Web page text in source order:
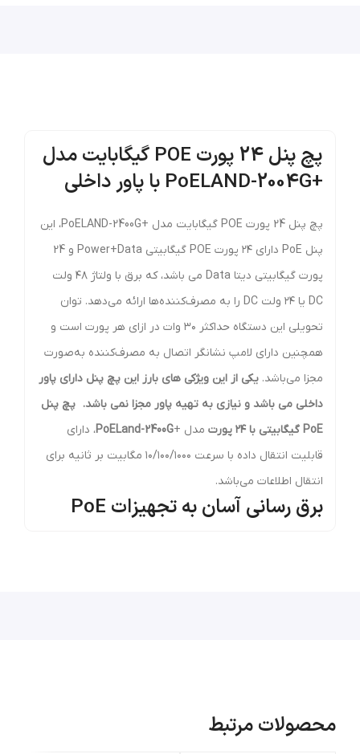
پچ پنل 24 پورت POE گیگابایت مدل
+PoELAND-2004G با پاور داخلی
پچ پنل 24 پورت POE گیگابایت مدل +PoELAND-2400G، این
پنل PoE دارای ۲۴ پورت POE گیگابیتی Power+Data و 24
پورت گیگابیتی دیتا Data می باشد، که برق با ولتاژ ۴۸ ولت
DC یا ۲۴ ولت DC را به مصرف‌کننده‌ها ارائه می‌دهد. توان
تحویلی این دستگاه حداکثر ۳۰ وات در ازای هر پورت است و
همچنین دارای لامپ نشانگر اتصال به مصرف‌کننده به‌صورت
مجزا می‌باشد. یکی از این ویژکی های بارز این پچ پنل دارای پاور
داخلی می باشد و نیازی به تهیه پاور مجزا نمی باشد. پچ پنل
PoE گیگابیتی با ۲۴ پورت
مدل +PoELand-2400G، دارای
قابلیت انتقال داده با سرعت ۱۰/۱۰۰/۱۰۰۰ مگابیت بر ثانیه برای
انتقال اطلاعات می‌باشد.
برق رسانی آسان به تجهیزات PoE
محصولات مرتبط